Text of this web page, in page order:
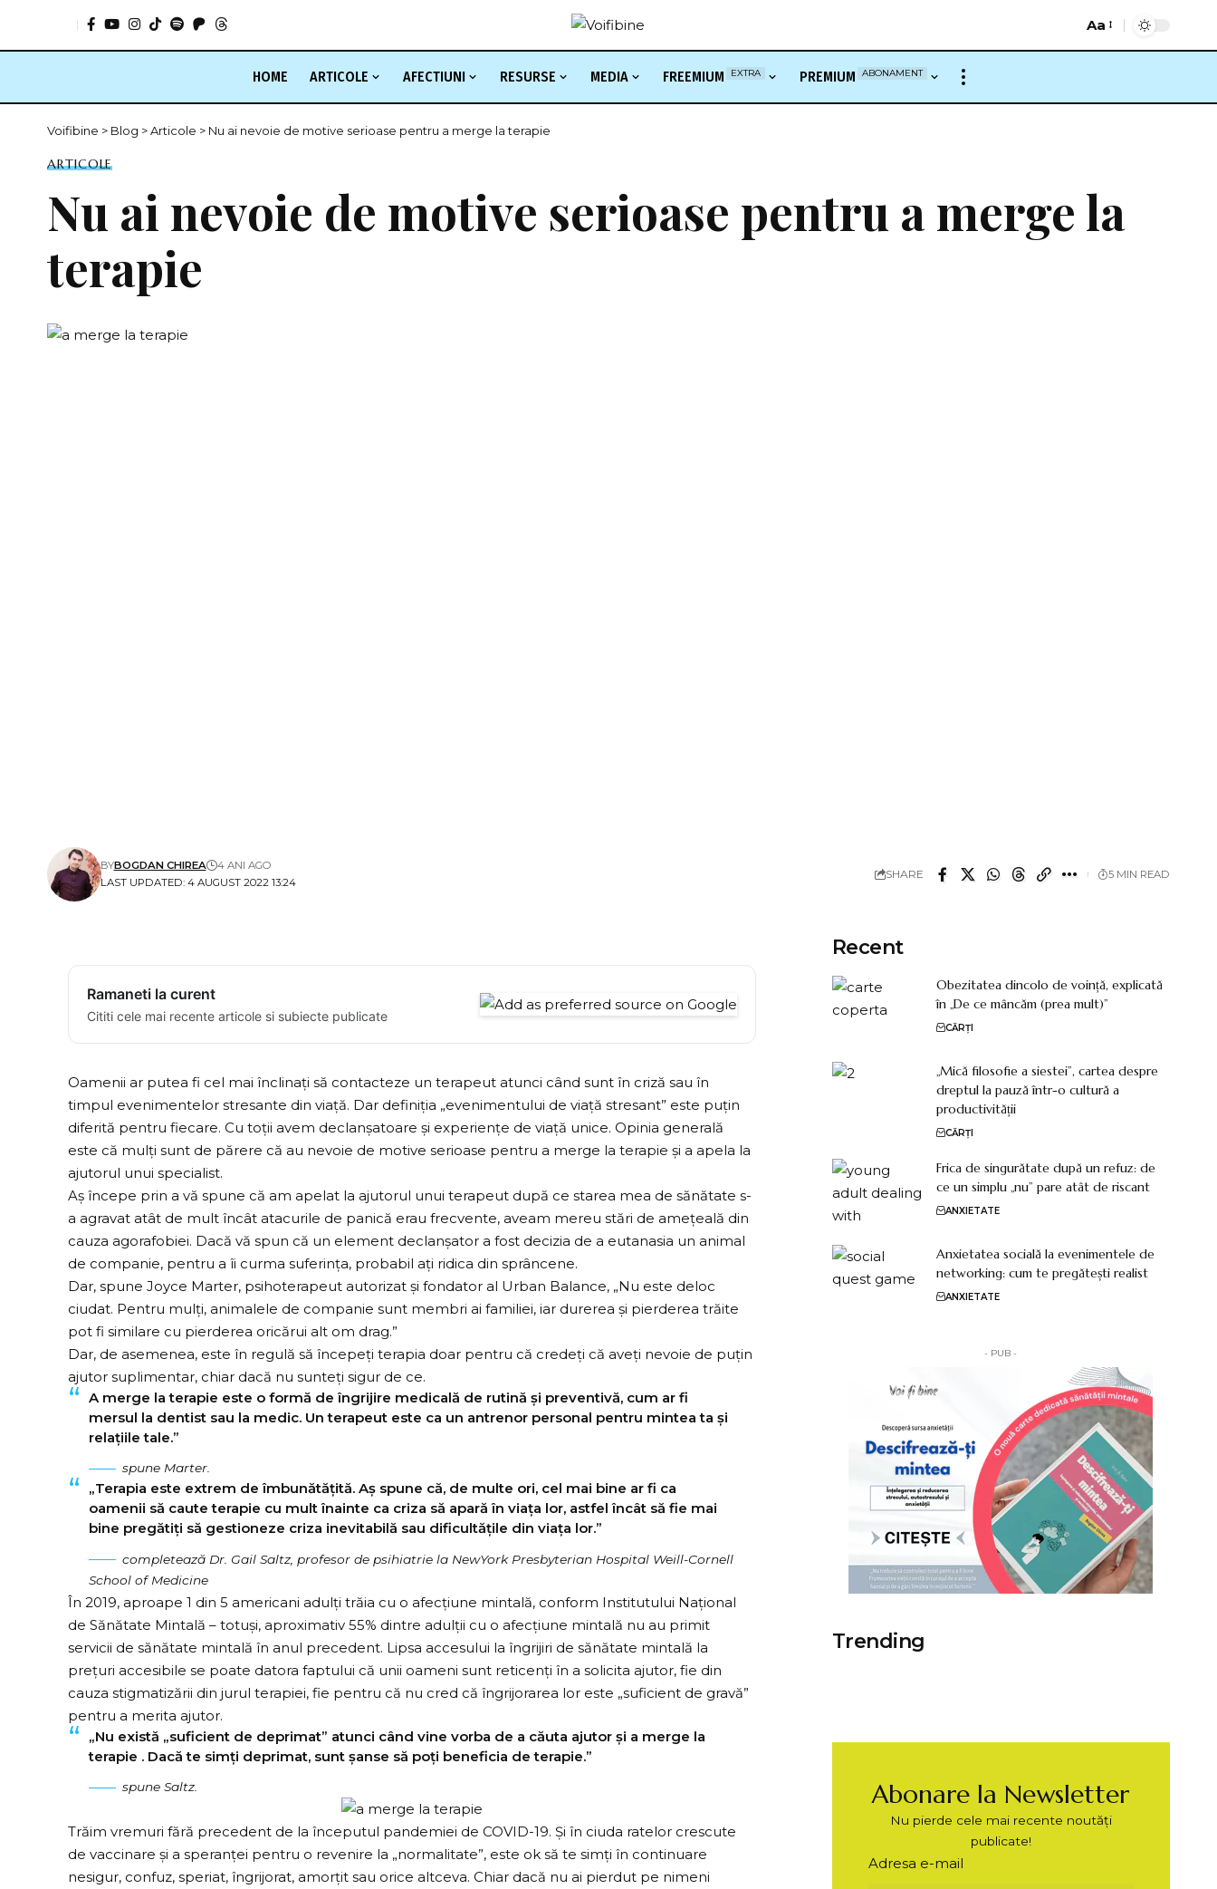
Font
Resizer
Aa
HOME ARTICOLE AFECTIUNI RESURSE MEDIA FREEMIUM EXTRA PREMIUM ABONAMENT
Voifibine > Blog >Articole > Nu ai nevoie de motive serioase pentru a merge la terapie
ARTICOLE
Nu ai nevoie de motive serioase pentru a merge la
terapie
LAST UPDATED: 4 AUGUST 2022 13:24
BYBOGDAN CHIREA 4 ANI AGO
SHARE 5 MIN READ
Ramaneti la curent
Cititi cele mai recente articole si subiecte publicate
Oamenii ar putea fi cel mai înclinați să contacteze un terapeut atunci când sunt în criză sau în
timpul evenimentelor stresante din viață. Dar definiția „evenimentului de viață stresant” este puțin
diferită pentru fiecare. Cu toții avem declanșatoare și experiențe de viață unice. Opinia generală
este că mulți sunt de părere că au nevoie de motive serioase pentru a merge la terapie și a apela la
ajutorul unui specialist.
Aș începe prin a vă spune că am apelat la ajutorul unui terapeut după ce starea mea de sănătate s-
a agravat atât de mult încât atacurile de panică erau frecvente, aveam mereu stări de amețeală din
cauza agorafobiei. Dacă vă spun că un element declanșator a fost decizia de a eutanasia un animal
de companie, pentru a îi curma suferința, probabil ați ridica din sprâncene.
Dar, spune Joyce Marter, psihoterapeut autorizat și fondator al Urban Balance, „Nu este deloc
ciudat. Pentru mulți, animalele de companie sunt membri ai familiei, iar durerea și pierderea trăite
pot fi similare cu pierderea oricărui alt om drag.”
Dar, de asemenea, este în regulă să începeți terapia doar pentru că credeți că aveți nevoie de puțin
ajutor suplimentar, chiar dacă nu sunteți sigur de ce.
A merge la terapie este o formă de îngrijire medicală de rutină și preventivă, cum ar fi
mersul la dentist sau la medic. Un terapeut este ca un antrenor personal pentru mintea ta și
relațiile tale.”
spune Marter.
„Terapia este extrem de îmbunătățită. Aș spune că, de multe ori, cel mai bine ar fi ca
oamenii să caute terapie cu mult înainte ca criza să apară în viața lor, astfel încât să fie mai
bine pregătiți să gestioneze criza inevitabilă sau dificultățile din viața lor.”
completează Dr. Gail Saltz, profesor de psihiatrie la NewYork Presbyterian Hospital Weill-Cornell
School of Medicine
În 2019, aproape 1 din 5 americani adulți trăia cu o afecțiune mintală, conform Institutului Național
de Sănătate Mintală – totuși, aproximativ 55% dintre adulții cu o afecțiune mintală nu au primit
servicii de sănătate mintală în anul precedent. Lipsa accesului la îngrijiri de sănătate mintală la
prețuri accesibile se poate datora faptului că unii oameni sunt reticenți în a solicita ajutor, fie din
cauza stigmatizării din jurul terapiei, fie pentru că nu cred că îngrijorarea lor este „suficient de gravă”
pentru a merita ajutor.
„Nu există „suficient de deprimat” atunci când vine vorba de a căuta ajutor și a merge la
terapie . Dacă te simți deprimat, sunt șanse să poți beneficia de terapie.”
spune Saltz.
Trăim vremuri fără precedent de la începutul pandemiei de COVID-19. Și în ciuda ratelor crescute
de vaccinare și a speranței pentru o revenire la „normalitate”, este ok să te simți în continuare
nesigur, confuz, speriat, îngrijorat, amorțit sau orice altceva. Chiar dacă nu ai pierdut pe nimeni
Recent
Obezitatea dincolo de voință, explicată
în „De ce mâncăm (prea mult)”
CĂRȚI
„Mică filosofie a siestei”, cartea despre
dreptul la pauză într-o cultură a
productivității
CĂRȚI
Frica de singurătate după un refuz: de
ce un simplu „nu” pare atât de riscant
ANXIETATE
Anxietatea socială la evenimentele de
networking: cum te pregătești realist
ANXIETATE
- PUB -
Trending
Abonare la Newsletter
Nu pierde cele mai recente noutăți
publicate!
Adresa e-mail